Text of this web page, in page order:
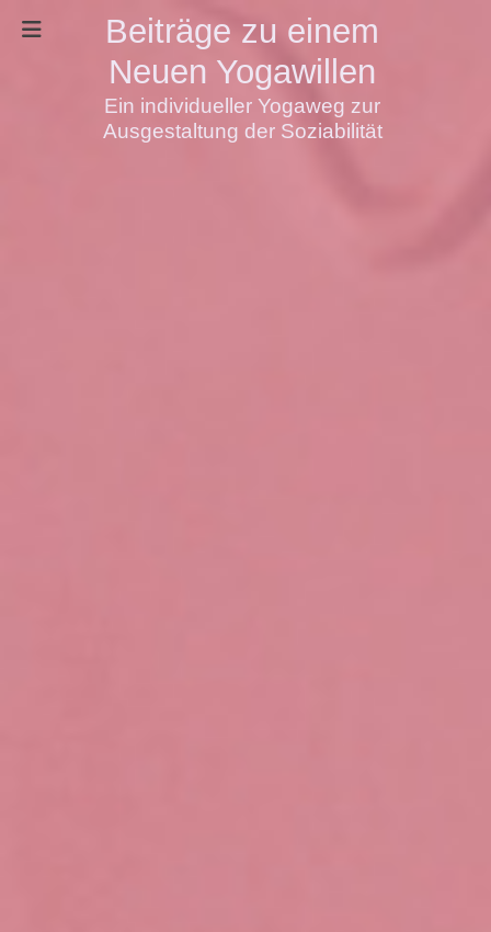
Beiträge zu einem
Neuen Yogawillen
Ein individueller Yogaweg zur
Ausgestaltung der Soziabilität